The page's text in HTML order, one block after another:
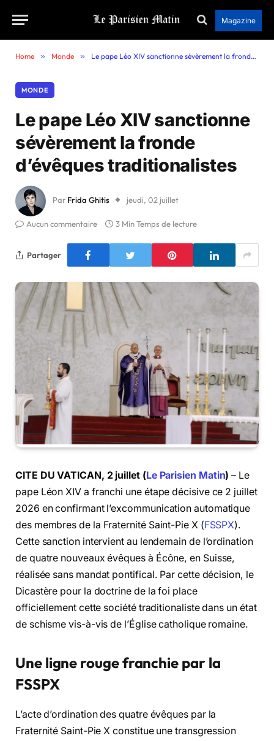
Magazine
Home » Monde » Le pape Léo XIV sanctionne sévèrement la fronde d’évêques traditionalistes
MONDE
Le pape Léo XIV sanctionne
sévèrement la fronde
d’évêques traditionalistes
Par Frida Ghitis jeudi, 02 juillet
Aucun commentaire 3 Min Temps de lecture
Partager
CITE DU VATICAN, 2 juillet (Le Parisien Matin) – Le
pape Léon XIV a franchi une étape décisive ce 2 juillet
2026 en confirmant l’excommunication automatique
des membres de la Fraternité Saint-Pie X (FSSPX).
Cette sanction intervient au lendemain de l’ordination
de quatre nouveaux évêques à Écône, en Suisse,
réalisée sans mandat pontifical. Par cette décision, le
Dicastère pour la doctrine de la foi place
officiellement cette société traditionaliste dans un état
de schisme vis-à-vis de l’Église catholique romaine.
Une ligne rouge franchie par la
FSSPX
L’acte d’ordination des quatre évêques par la
Fraternité Saint-Pie X constitue une transgression